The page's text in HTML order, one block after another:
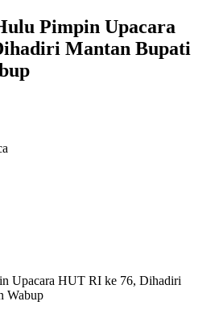
Pimpin Upacara
Mantan Bupati
Upacara HUT RI ke 76, Dihadiri
Wabup